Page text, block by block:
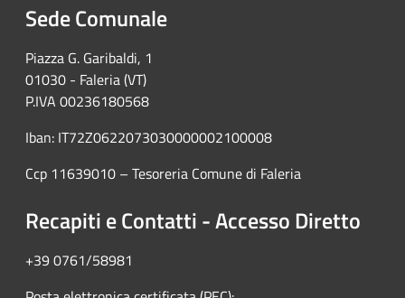
Sede Comunale
Piazza G. Garibaldi, 1
01030 - Faleria (VT)
P.IVA 00236180568
Iban: IT72Z0622073030000002100008
Ccp 11639010 – Tesoreria Comune di Faleria
Recapiti e Contatti - Accesso Diretto
+39 0761/58981